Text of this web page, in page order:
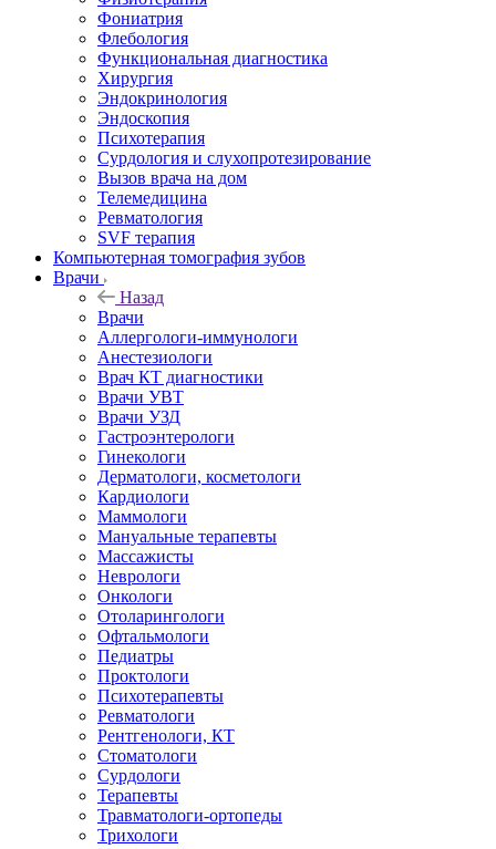
Фониатрия
Флебология
Функциональная диагностика
Хирургия
Эндокринология
Эндоскопия
Психотерапия
Сурдология и слухопротезирование
Вызов врача на дом
Телемедицина
Ревматология
SVF терапия
Компьютерная томография зубов
Врачи
Назад
Врачи
Аллергологи-иммунологи
Анестезиологи
Врач КТ диагностики
Врачи УВТ
Врачи УЗД
Гастроэнтерологи
Гинекологи
Дерматологи, косметологи
Кардиологи
Маммологи
Мануальные терапевты
Массажисты
Неврологи
Онкологи
Отоларингологи
Офтальмологи
Педиатры
Проктологи
Психотерапевты
Ревматологи
Рентгенологи, КТ
Стоматологи
Сурдологи
Терапевты
Травматологи-ортопеды
Трихологи